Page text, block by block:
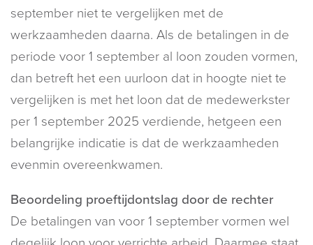
september niet te vergelijken met de
werkzaamheden daarna. Als de betalingen in de
periode voor 1 september al loon zouden vormen,
dan betreft het een uurloon dat in hoogte niet te
vergelijken is met het loon dat de medewerkster
per 1 september 2025 verdiende, hetgeen een
belangrijke indicatie is dat de werkzaamheden
evenmin overeenkwamen.
Beoordeling proeftijdontslag door de rechter
De betalingen van voor 1 september vormen wel